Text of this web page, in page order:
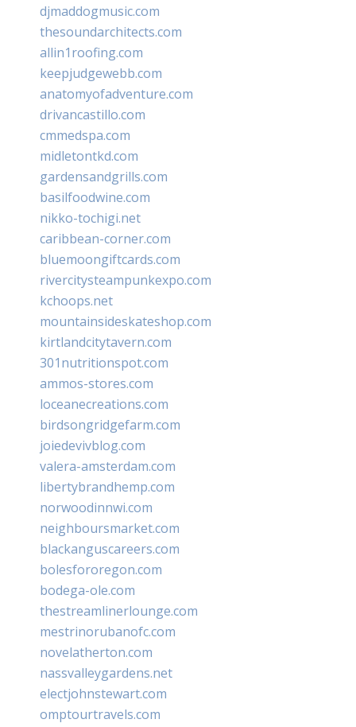
djmaddogmusic.com
thesoundarchitects.com
allin1roofing.com
keepjudgewebb.com
anatomyofadventure.com
drivancastillo.com
cmmedspa.com
midletontkd.com
gardensandgrills.com
basilfoodwine.com
nikko-tochigi.net
caribbean-corner.com
bluemoongiftcards.com
rivercitysteampunkexpo.com
kchoops.net
mountainsideskateshop.com
kirtlandcitytavern.com
301nutritionspot.com
ammos-stores.com
loceanecreations.com
birdsongridgefarm.com
joiedevivblog.com
valera-amsterdam.com
libertybrandhemp.com
norwoodinnwi.com
neighboursmarket.com
blackanguscareers.com
bolesfororegon.com
bodega-ole.com
thestreamlinerlounge.com
mestrinorubanofc.com
novelatherton.com
nassvalleygardens.net
electjohnstewart.com
omptourtravels.com